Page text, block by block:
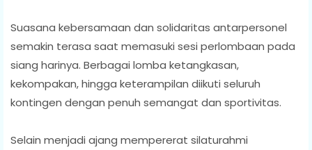
Suasana kebersamaan dan solidaritas antarpersonel
semakin terasa saat memasuki sesi perlombaan pada
siang harinya. Berbagai lomba ketangkasan,
kekompakan, hingga keterampilan diikuti seluruh
kontingen dengan penuh semangat dan sportivitas.
Selain menjadi ajang mempererat silaturahmi